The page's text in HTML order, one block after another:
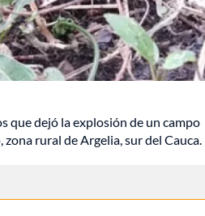
que dejó la explosión de un campo
rural de Argelia, sur del Cauca.